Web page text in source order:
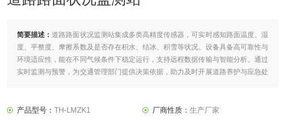
简要描述：道路路面状况监测站集成多类高精度传感器，可实时感知路面温度、湿
度、平整度、摩擦系数及是否存在积水、结冰、积雪等状况。设备具备高可靠性与
环境适应性，能在不同气候条件下稳定运行，支持远程数据传输与智能分析。通过
实时监测与预警，为交通管理部门提供决策依据，助力及时开展道路养护与应急处
产品型号： TH-LMZK1 厂商性质： 生产厂家